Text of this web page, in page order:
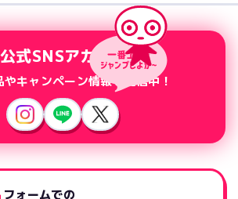
公式SNSアカウント
やキャンペーン情報を配信中！
フォームでの